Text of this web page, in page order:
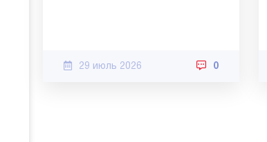
29 июль 2026 0